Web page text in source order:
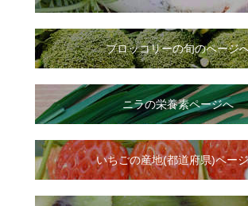
ブロッコリーの旬のページ
ニラの栄養素ページへ
いちごの産地(都道府県)ペー